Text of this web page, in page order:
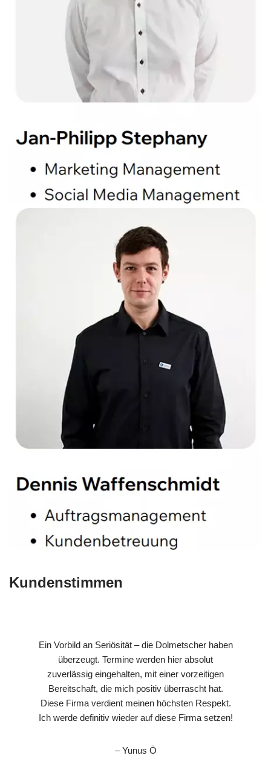
Kundenstimmen
Ein Vorbild an Seriösität – die Dolmetscher haben
überzeugt. Termine werden hier absolut
zuverlässig eingehalten, mit einer vorzeitigen
Bereitschaft, die mich positiv überrascht hat.
Diese Firma verdient meinen höchsten Respekt.
Ich werde definitiv wieder auf diese Firma setzen!
– Yunus Ö